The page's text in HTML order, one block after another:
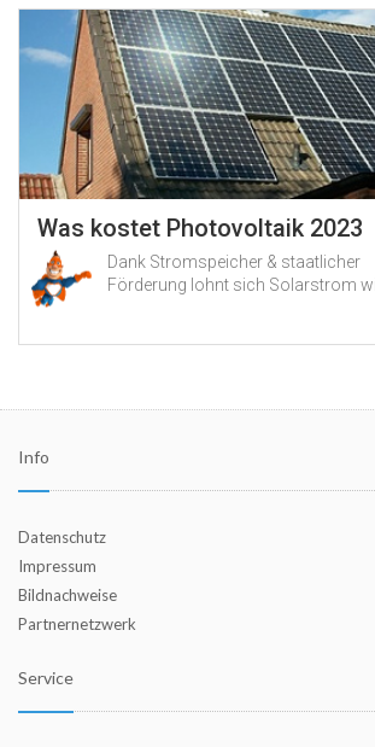
Info
Datenschutz
Impressum
Bildnachweise
Partnernetzwerk
Service